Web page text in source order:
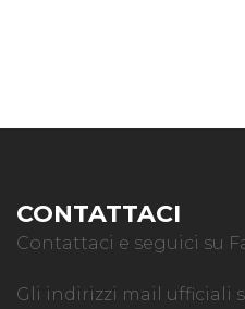
CONTATTACI
Contattaci e seguici su
Gli indirizzi mail ufficiali